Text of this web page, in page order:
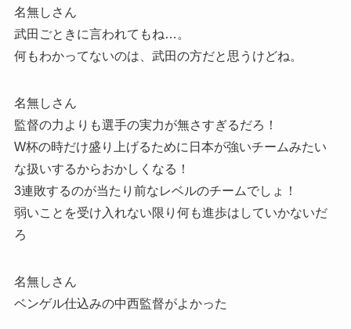
名無しさん
武田ごときに言われてもね…。
何もわかってないのは、武田の方だと思うけどね。
名無しさん
監督の力よりも選手の実力が無さすぎるだろ！
W杯の時だけ盛り上げるために日本が強いチームみたい
な扱いするからおかしくなる！
3連敗するのが当たり前なレベルのチームでしょ！
弱いことを受け入れない限り何も進歩はしていかないだ
ろ
名無しさん
ベンゲル仕込みの中西監督がよかった